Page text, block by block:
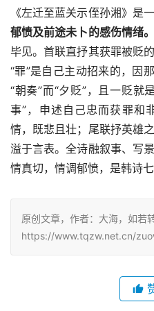
《左迁至蓝关示侄孙湘》是
郁愤及前途未卜的感伤情绪
毕见。首联直抒其获罪被贬
“罪”是自己主动招来的，因
“朝奏”而“夕贬”，且一贬就
事”，申述自己忠而获罪和
情，既悲且壮；尾联抒英雄
溢于言表。全诗融叙事、写
情真切，情调郁愤，是韩诗七
原创文章，作者：大海，如若
https://www.tqzw.net.cn/